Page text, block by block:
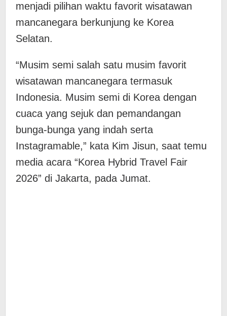
menjadi pilihan waktu favorit wisatawan
mancanegara berkunjung ke Korea
Selatan.
“Musim semi salah satu musim favorit
wisatawan mancanegara termasuk
Indonesia. Musim semi di Korea dengan
cuaca yang sejuk dan pemandangan
bunga-bunga yang indah serta
Instagramable,” kata Kim Jisun, saat temu
media acara “Korea Hybrid Travel Fair
2026” di Jakarta, pada Jumat.